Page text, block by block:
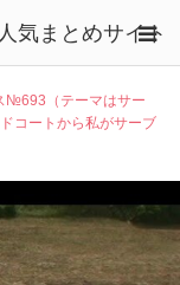
気まとめサイト
№693（テーマはサー
コートから私がサーブ